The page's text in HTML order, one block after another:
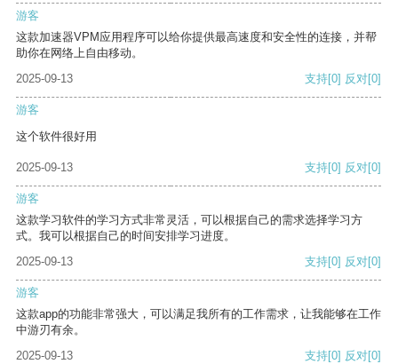
游客
这款加速器VPM应用程序可以给你提供最高速度和安全性的连接，并帮
助你在网络上自由移动。
2025-09-13
支持[0] 反对[0]
游客
这个软件很好用
2025-09-13 支持[0] 反对[0]
游客
这款学习软件的学习方式非常灵活，可以根据自己的需求选择学习方
式。我可以根据自己的时间安排学习进度。
2025-09-13
支持[0] 反对[0]
游客
这款app的功能非常强大，可以满足我所有的工作需求，让我能够在工作
中游刃有余。
2025-09-13
支持[0] 反对[0]